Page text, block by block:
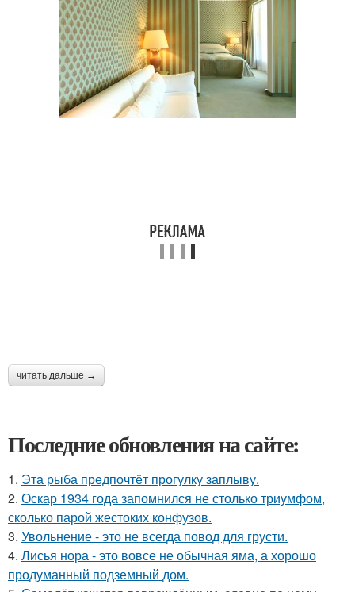
читать дальше →
Последние обновления на сайте:
1. Эта рыба предпочтёт прогулку заплыву.
2. Оскар 1934 года запомнился не столько триумфом,
сколько парой жестоких конфузов.
3. Увольнение - это не всегда повод для грусти.
4. Лисья нора - это вовсе не обычная яма, а хорошо
продуманный подземный дом.